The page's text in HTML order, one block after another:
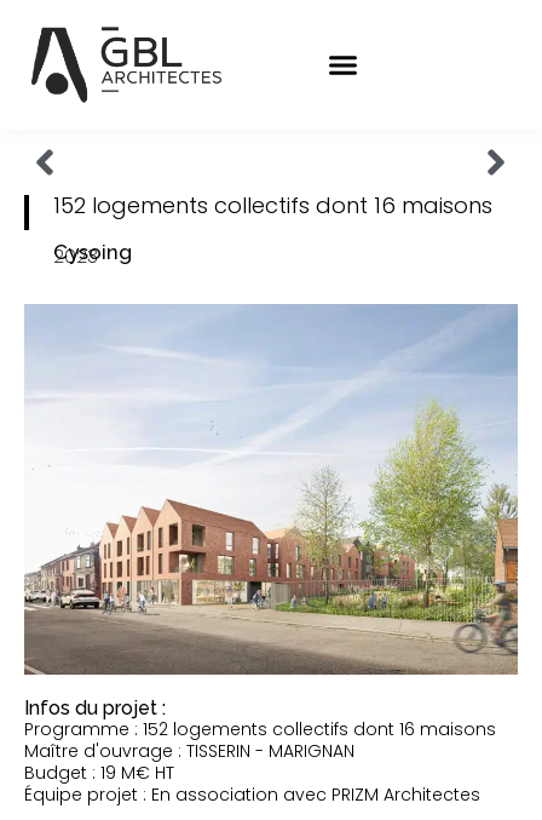
152 logements collectifs dont 16 maisons
Cysoing
2023
Infos du projet :
Programme : 152 logements collectifs dont 16 maisons
Maître d'ouvrage : TISSERIN - MARIGNAN
Budget : 19 M€ HT
Équipe projet : En association avec PRIZM Architectes